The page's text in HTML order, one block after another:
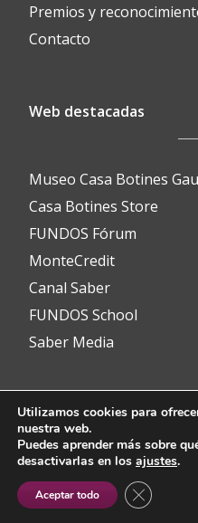
Premios y
Contacto
Web destacadas
Museo Casa Botines
Casa Botines Store
FUNDOS Fórum
MonteCredit
Canal Saber
FUNDOS School
Saber Media
Contacto
info@fundos.es
Avenida del Padre Isla, 8
Utilizamos cookies para
nuestra web.
Puedes aprender más sobre
desactivarlas en los ajustes.
Aceptar todo